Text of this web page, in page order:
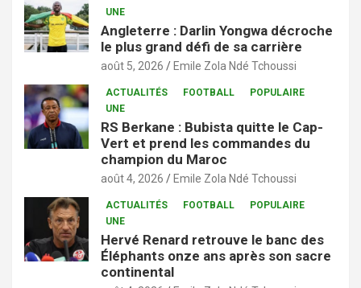
UNE
Angleterre : Darlin Yongwa décroche
le plus grand défi de sa carrière
août 5, 2026 Emile Zola Ndé Tchoussi
ACTUALITÉS FOOTBALL
POPULAIRE
UNE
RS Berkane : Bubista quitte le Cap-
Vert et prend les commandes du
champion du Maroc
août 4, 2026 Emile Zola Ndé Tchoussi
ACTUALITÉS FOOTBALL
POPULAIRE
UNE
Hervé Renard retrouve le banc des
Éléphants onze ans après son sacre
continental